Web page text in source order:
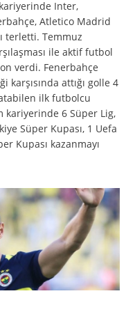
Inter,
Atletico Madrid
terletti. Temmuz
ile aktif futbol
verdi. Fenerbahçe
karşısında attığı golle 4
ilk futbolcu
kariyerinde 6 Süper Lig,
Süper Kupası, 1 Uefa
Kupası kazanmayı